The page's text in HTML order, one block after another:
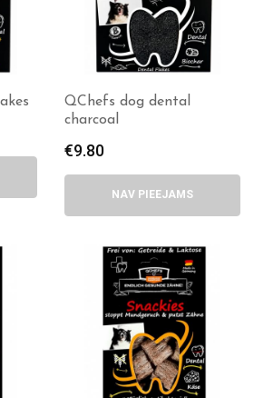
QChefs dog dental
charcoal
€9.80
NAV PIEEJAMS